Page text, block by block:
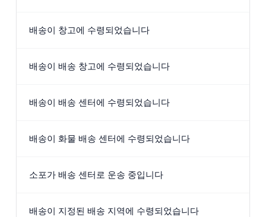
배송이 창고에 수령되었습니다
배송이 배송 창고에 수령되었습니다
배송이 배송 센터에 수령되었습니다
배송이 화물 배송 센터에 수령되었습니다
소포가 배송 센터로 운송 중입니다
배송이 지정된 배송 지역에 수령되었습니다